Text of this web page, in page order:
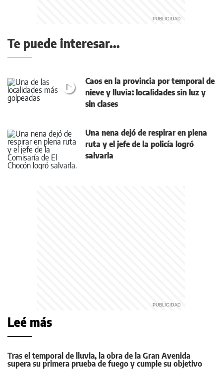
Te puede interesar...
Caos en la provincia por temporal de
nieve y lluvia: localidades sin luz y
sin clases
Una nena dejó de respirar en plena
ruta y el jefe de la policía logró
salvarla
Leé más
Tras el temporal de lluvia, la obra de la Gran Avenida
supera su primera prueba de fuego y cumple su objetivo